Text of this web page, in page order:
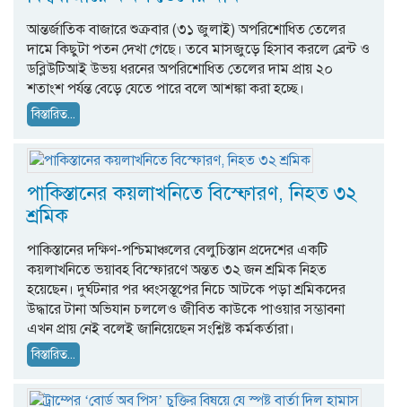
আন্তর্জাতিক বাজারে শুক্রবার (৩১ জুলাই) অপরিশোধিত তেলের
দামে কিছুটা পতন দেখা গেছে। তবে মাসজুড়ে হিসাব করলে ব্রেন্ট ও
ডব্লিউটিআই উভয় ধরনের অপরিশোধিত তেলের দাম প্রায় ২০
শতাংশ পর্যন্ত বেড়ে যেতে পারে বলে আশঙ্কা করা হচ্ছে।
বিস্তারিত...
পাকিস্তানের কয়লাখনিতে বিস্ফোরণ, নিহত ৩২
শ্রমিক
পাকিস্তানের দক্ষিণ-পশ্চিমাঞ্চলের বেলুচিস্তান প্রদেশের একটি
কয়লাখনিতে ভয়াবহ বিস্ফোরণে অন্তত ৩২ জন শ্রমিক নিহত
হয়েছেন। দুর্ঘটনার পর ধ্বংসস্তূপের নিচে আটকে পড়া শ্রমিকদের
উদ্ধারে টানা অভিযান চললেও জীবিত কাউকে পাওয়ার সম্ভাবনা
এখন প্রায় নেই বলেই জানিয়েছেন সংশ্লিষ্ট কর্মকর্তারা।
বিস্তারিত...